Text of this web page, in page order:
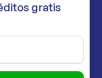
gratis